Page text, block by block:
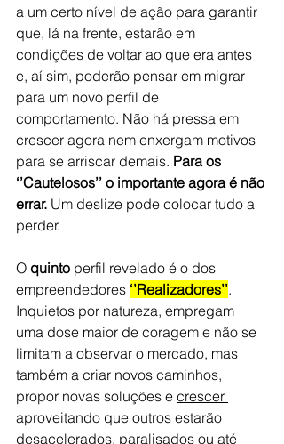
a um certo nível de ação para garantir
que, lá na frente, estarão em
condições de voltar ao que era antes
e, aí sim, poderão pensar em migrar
para um novo perfil de
comportamento. Não há pressa em
crescer agora nem enxergam motivos
para se arriscar demais. Para os
‘’Cautelosos’’ o importante agora é não
errar. Um deslize pode colocar tudo a
perder.
O quinto perfil revelado é o dos
empreendedores ‘’Realizadores’’.
Inquietos por natureza, empregam
uma dose maior de coragem e não se
limitam a observar o mercado, mas
também a criar novos caminhos,
propor novas soluções e crescer
aproveitando que outros estarão
desacelerados, paralisados ou até